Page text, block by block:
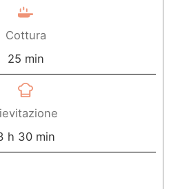
i
t
i
Cottura
25m
i
t
min
oh 30mmin